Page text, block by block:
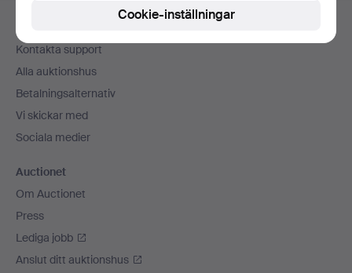
Sidfotsnavigation
Kontakta support
Alla auktionshus
Betalningsalternativ
Vi skickar med
Sociala medier
Auctionet
Om Auctionet
Press
Lediga jobb
Anslut ditt auktionshus
Cookie-inställningar